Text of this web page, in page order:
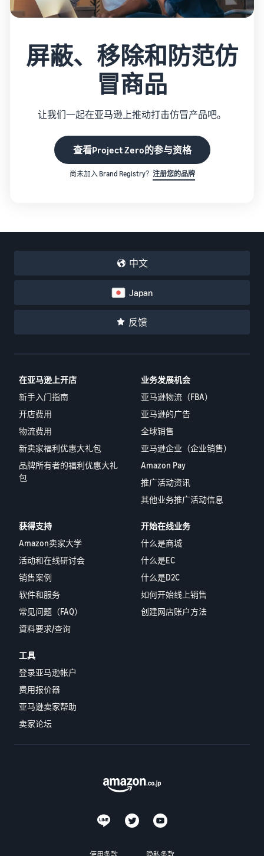
屏蔽、移除和防范仿
冒商品
让我们一起在亚马逊上推动打击仿冒产品吧。
查看Project Zero的参与资格
尚未加入 Brand Registry？ 注册您的品牌
中文
Japan
反馈
在亚马逊上开店
新手入门指南
开店费用
物流费用
新卖家福利优惠大礼包
品牌所有者的福利优惠大礼
包
业务发展机会
亚马逊物流（FBA）
亚马逊的广告
全球销售
亚马逊企业（企业销售）
Amazon Pay
推广活动资讯
其他业务推广活动信息
获得支持
Amazon卖家大学
活动和在线研讨会
销售案例
软件和服务
常见问题（FAQ）
資料要求/查询
开始在线业务
什么是商城
什么是EC
什么是D2C
如何开始线上销售
创建网店账户方法
工具
登录亚马逊帐户
费用报价器
亚马逊卖家帮助
卖家论坛